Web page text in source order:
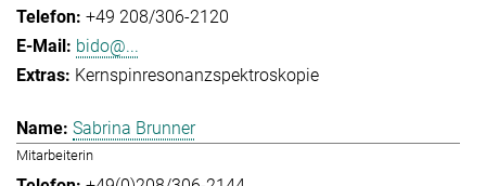
+49 208/306-2120
bido@...
Kernspinresonanzspektroskopie
Sabrina Brunner
Mitarbeiterin